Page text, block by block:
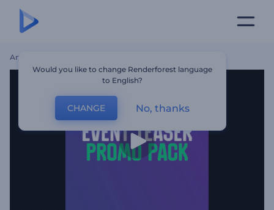
Ana Sayfa
Would you like to change Renderforest language
to English?
CHANGE No, thanks